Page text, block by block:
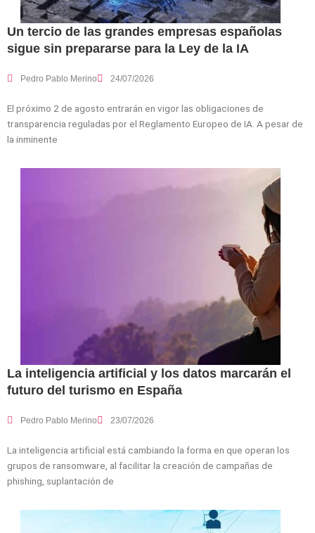
Un tercio de las grandes empresas españolas
sigue sin prepararse para la Ley de la IA
Pedro Pablo Merino 24/07/2026
El próximo 2 de agosto entrarán en vigor las obligaciones de
transparencia reguladas por el Reglamento Europeo de IA. A pesar de
la inminente
La inteligencia artificial y los datos marcarán el
futuro del turismo en España
Pedro Pablo Merino 23/07/2026
La inteligencia artificial está cambiando la forma en que operan los
grupos de ransomware, al facilitar la creación de campañas de
phishing, suplantación de